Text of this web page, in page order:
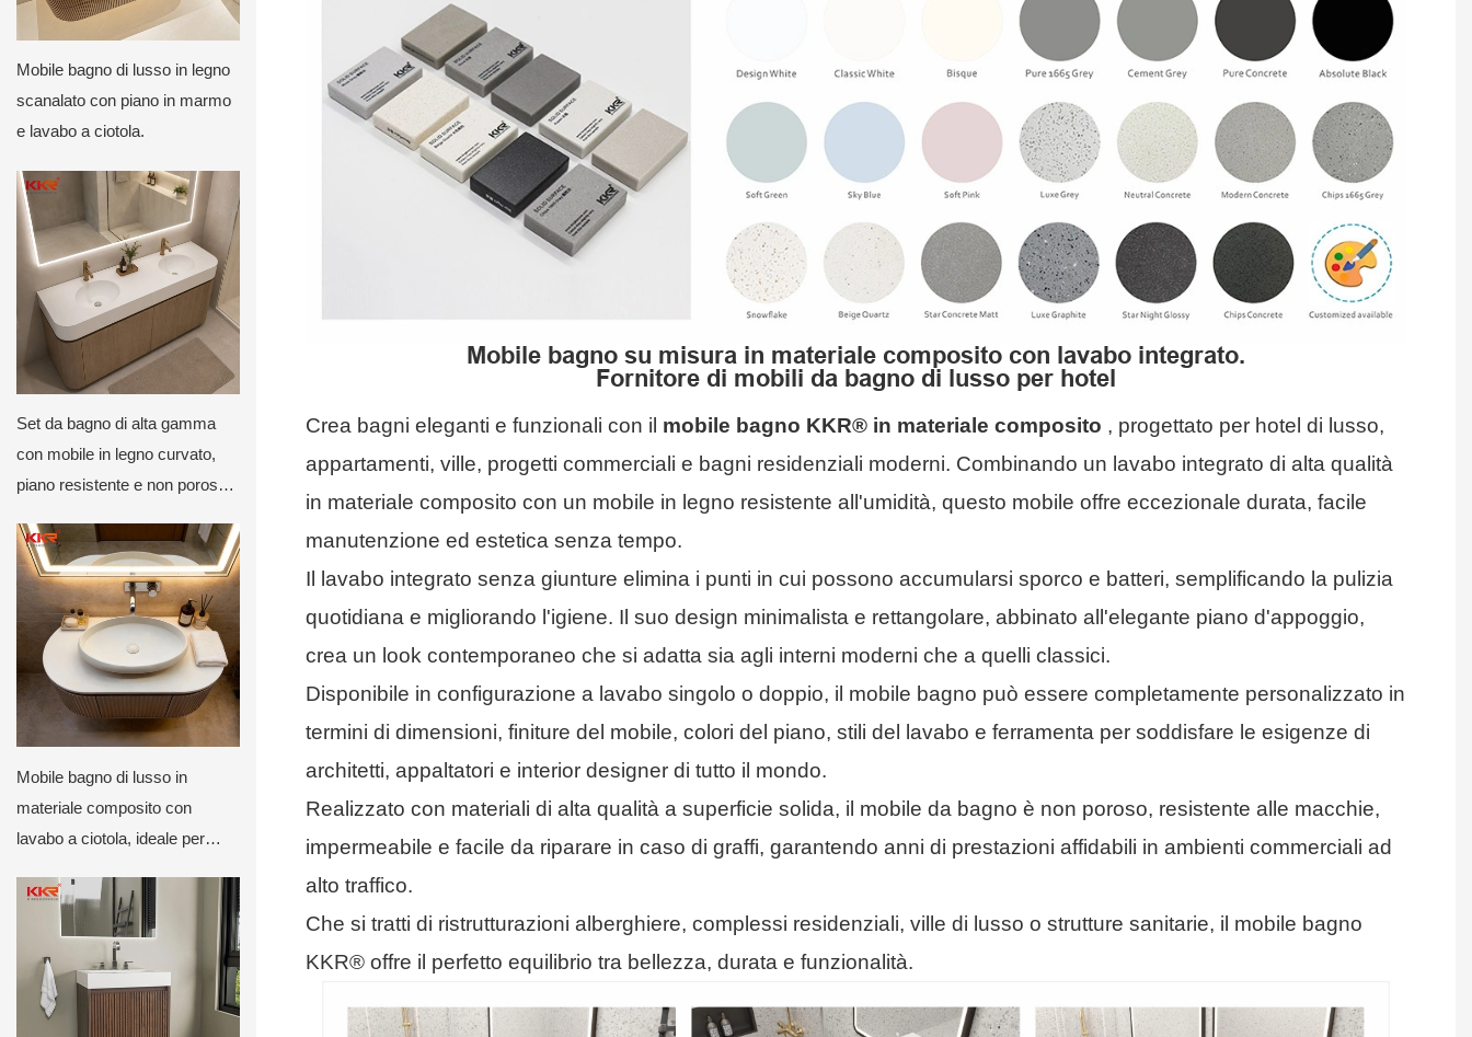
Mobile bagno di lusso in legno
scanalato con piano in marmo
e lavabo a ciotola.
Set da bagno di alta gamma
con mobile in legno curvato,
piano resistente e non poroso e
Mobile bagno di lusso in
materiale composito con
lavabo a ciotola, ideale per
su misura.
Mobile bagno su misura in materiale composito con lavabo integrato.
Fornitore di mobili da bagno di lusso per hotel
Crea bagni eleganti e funzionali con il mobile bagno KKR® in materiale composito , progettato per hotel di lusso,
appartamenti, ville, progetti commerciali e bagni residenziali moderni. Combinando un lavabo integrato di alta qualità
in materiale composito con un mobile in legno resistente all'umidità, questo mobile offre eccezionale durata, facile
manutenzione ed estetica senza tempo.
Il lavabo integrato senza giunture elimina i punti in cui possono accumularsi sporco e batteri, semplificando la pulizia
quotidiana e migliorando l'igiene. Il suo design minimalista e rettangolare, abbinato all'elegante piano d'appoggio,
crea un look contemporaneo che si adatta sia agli interni moderni che a quelli classici.
Disponibile in configurazione a lavabo singolo o doppio, il mobile bagno può essere completamente personalizzato in
termini di dimensioni, finiture del mobile, colori del piano, stili del lavabo e ferramenta per soddisfare le esigenze di
architetti, appaltatori e interior designer di tutto il mondo.
Realizzato con materiali di alta qualità a superficie solida, il mobile da bagno è non poroso, resistente alle macchie,
impermeabile e facile da riparare in caso di graffi, garantendo anni di prestazioni affidabili in ambienti commerciali ad
alto traffico.
Che si tratti di ristrutturazioni alberghiere, complessi residenziali, ville di lusso o strutture sanitarie, il mobile bagno
KKR® offre il perfetto equilibrio tra bellezza, durata e funzionalità.